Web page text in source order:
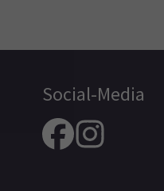
Social-Media